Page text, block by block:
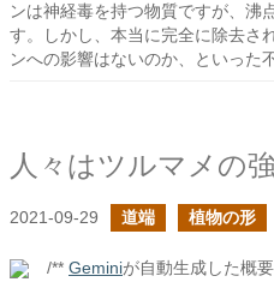
ンは神経毒を持つ物質ですが、沸
す。しかし、本当に完全に除去さ
ンへの影響はないのか、といった
人々はツルマメの
2021-09-29 道端 植物の形
/** Geminiが自動生成した概